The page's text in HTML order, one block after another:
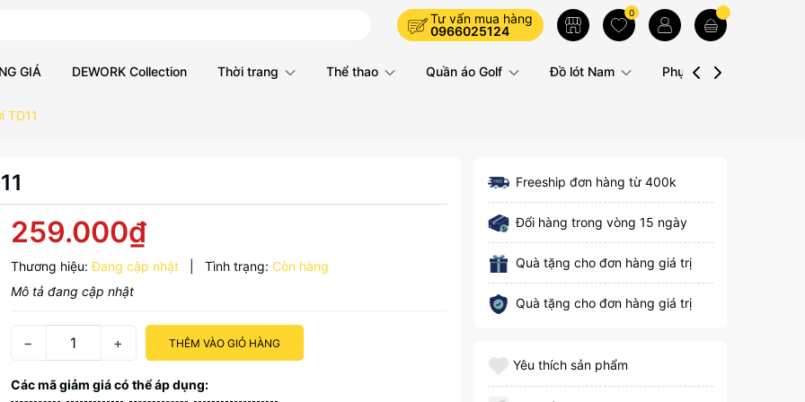
Tư vấn mua hàng
0966025124
0
GIÁ DEWORK Collection Thời trang Thể thao Quần áo Golf Đồ lót Nam Phụ kiện
TD11
259.000₫
Thương hiệu: Đang cập nhật Tình trạng: Còn hàng
Mô tả đang cập nhật
− + THÊM VÀO GIỎ HÀNG
Các mã giảm giá có thể áp dụng:
Freeship đơn hàng từ 400k
Đổi hàng trong vòng 15 ngày
Quà tặng cho đơn hàng giá trị
Quà tặng cho đơn hàng giá trị
Yêu thích sản phẩm